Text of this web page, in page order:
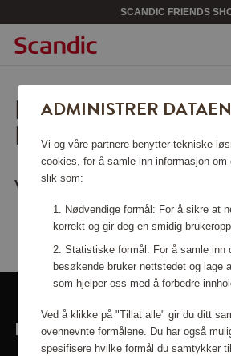
SCANDIC FRIENDS
BEKLAGER,
IKKE FINNES.
Vil du gå tilbake til
ADMINISTRER
Vi og våre partnere benytter tekniske
cookies, for å samle inn informasjon om
slik som:
Nødvendige formål: For å sikre at
korrekt og gir deg en smidig
Statistiske formål: For å samle inn
besøkende bruker nettstedet og lage
som hjelper oss med å forbedre
Ved å klikke på "Tillat alle" gir du ditt
ovennevnte formålene. Du har også
spesifisere hvilke formål du samtykker
LINKER